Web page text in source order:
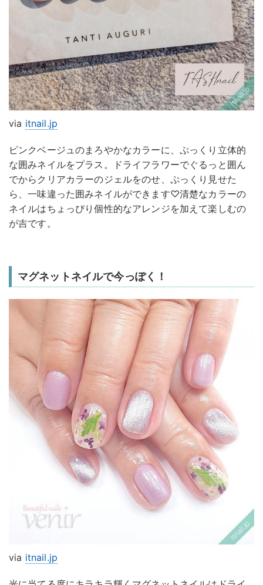
via itnail.jp
ピンクベージュのまろやかなカラーに、ぷっくり立体的
な囲みネイルをプラス。ドライフラワーでぐるっと囲ん
でからクリアカラーのジェルをのせ、ぷっくり見せた
ら、一味違った囲みネイルができます♡清楚なカラーの
ネイルはちょっぴり個性的なアレンジを加えて楽しむの
が吉です。
マグネットネイルで今っぽく！
via itnail.jp